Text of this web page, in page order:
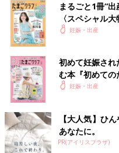
れでも、すぐ元気に産声上
苦しかったのに元気に産ま
帝王切開後の処置や痛みも
ます
これからご出産の方の安産
いかがでしたか？ たまひよ
は、もっとたくさんの「出
また、同じ出産予定月の人
ありますので、ぜひ活用して
たまひよのアプリ「まいに
まるごと1冊“出
〈スペシャル
妊娠・出産
初めて妊娠さ
む本『初めての
妊娠・出産
【大人気】ひ
あなたに。
PR(アイリスプラザ)